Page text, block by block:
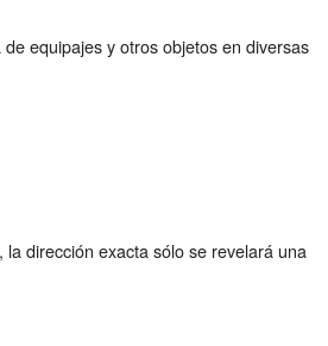
equipajes y otros objetos en diversas
dirección exacta sólo se revelará una